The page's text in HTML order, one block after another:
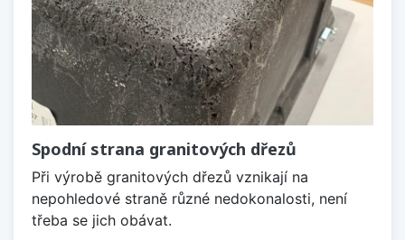
Spodní strana granitových dřezů
Při výrobě granitových dřezů vznikají na
nepohledové straně různé nedokonalosti, není
třeba se jich obávat.